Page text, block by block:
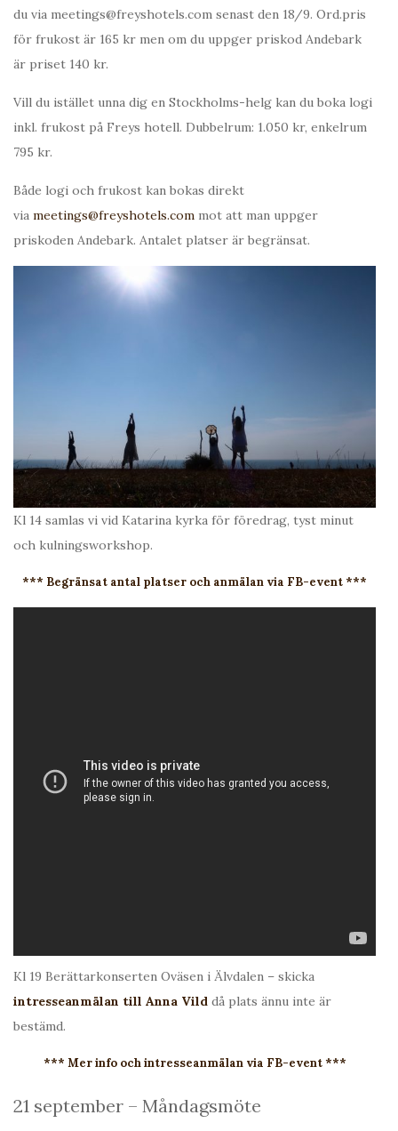
du via meetings@freyshotels.com senast den 18/9. Ord.pris
för frukost är 165 kr men om du uppger priskod Andebark
är priset 140 kr.
Vill du istället unna dig en Stockholms-helg kan du boka logi
inkl. frukost på Freys hotell. Dubbelrum: 1.050 kr, enkelrum
795 kr.
Både logi och frukost kan bokas direkt
via meetings@freyshotels.com mot att man uppger
priskoden Andebark. Antalet platser är begränsat.
Kl 14 samlas vi vid Katarina kyrka för föredrag, tyst minut
och kulningsworkshop.
*** Begränsat antal platser och anmälan via FB-event ***
Kl 19 Berättarkonserten Oväsen i Älvdalen – skicka
intresseanmälan till Anna Vild då plats ännu inte är
bestämd.
*** Mer info och intresseanmälan via FB-event ***
21 september – Måndagsmöte